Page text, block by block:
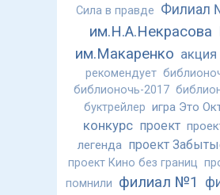
Сила в правде Филиал
им.Н.А.Некрасова
им.Макаренко акция
рекомендует
библионочь-2017
буктрейлер игра Это
конкурс проект
легенда проект
проект Кино без границ
помнили филиал №1